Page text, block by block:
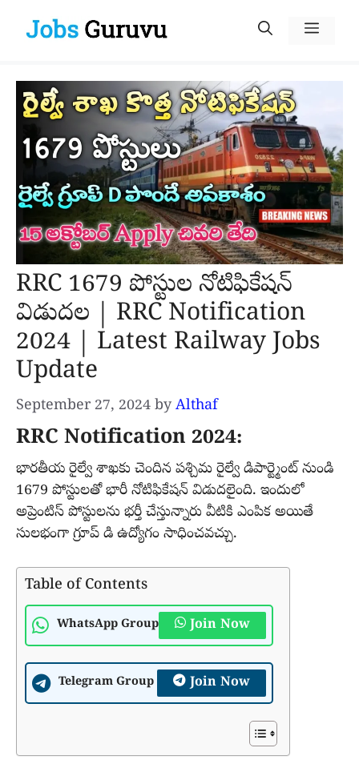
Menu
RRC 1679 పోస్టుల నోటిఫికేషన్
విడుదల | RRC Notification
2024 | Latest Railway Jobs
Update
September 27, 2024 by Althaf
RRC Notification 2024:
భారతీయ రైల్వే శాఖకు చెందిన పశ్చిమ రైల్వే డిపార్ట్మెంట్ నుండి
1679 పోస్టులతో భారీ నోటిఫికేషన్ విడుదలైంది. ఇందులో
అప్రెంటిస్ పోస్టులను భర్తీ చేస్తున్నారు వీటికి ఎంపిక అయితే
సులభంగా గ్రూప్ డి ఉద్యోగం సాధించవచ్చు.
Table of Contents
WhatsApp Group Join Now
Telegram Group Join Now